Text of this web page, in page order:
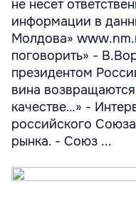
не несет
информации в
Молдова»
поговорить» -
президентом
вина
качестве…» -
российского
рынка. - Союз ...